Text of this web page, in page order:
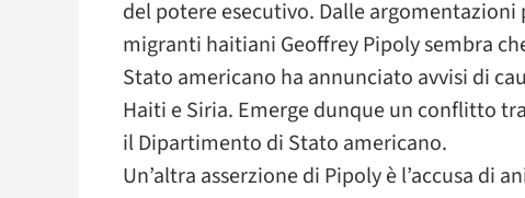
del potere esecutivo. Dalle
migranti haitiani Geoffrey Pipoly sembra
Stato americano ha annunciato avvisi di
Haiti e Siria. Emerge dunque un conflitto
il Dipartimento di Stato americano.
Un’altra asserzione di Pipoly è l’accusa di